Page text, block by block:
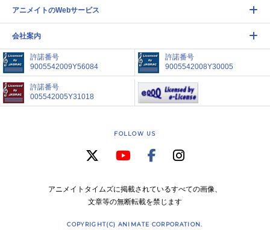
アニメイトのWebサービス
会社案内
許諾番号
9005542009Y56084
許諾番号
9005542008Y30005
許諾番号
005542005Y31018
FOLLOW US
アニメイトタイムズに掲載されているすべての画像、
文章等の無断転載を禁じます
COPYRIGHT(C) ANIMATE CORPORATION.